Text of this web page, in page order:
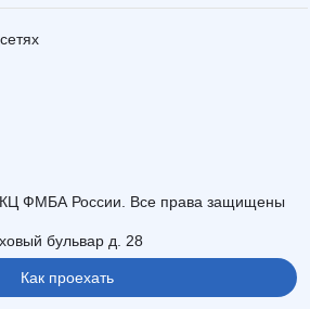
ФМБА России. Все права защищены
бульвар д. 28
Как проехать